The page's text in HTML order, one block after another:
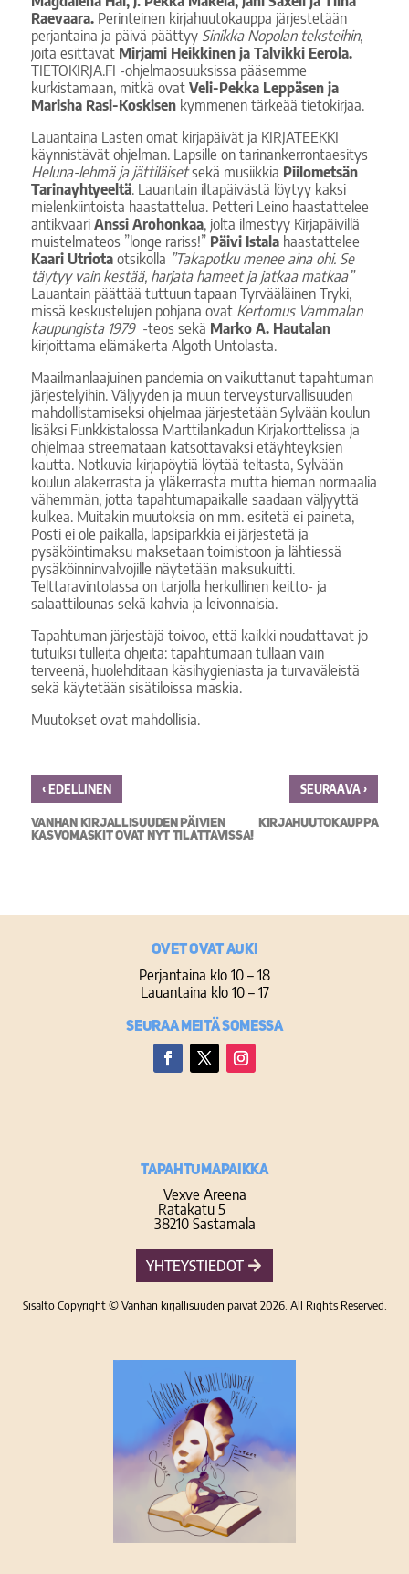
Raevaara.Perinteinen kirjahuutokauppa järjestetään
perjantaina ja päivä päättyy Sinikka Nopolan teksteihin,
joita esittävät Mirjami Heikkinen ja Talvikki Eerola.
TIETOKIRJA.FI -ohjelmaosuuksissa pääsemme
kurkistamaan, mitkä ovat Veli-Pekka Leppäsen ja
Marisha Rasi-Koskisenkymmenen tärkeää tietokirjaa.
Lauantaina Lasten omat kirjapäivät ja KIRJATEEKKI
käynnistävät ohjelman. Lapsille on tarinankerrontaesitys
Heluna-lehmä ja jättiläisetsekä musiikkia Piilometsän
Tarinayhtyeeltä. Lauantain iltapäivästä löytyy kaksi
mielenkiintoista haastattelua. Petteri Leino haastattelee
antikvaari Anssi Arohonkaa, jolta ilmestyy Kirjapäivillä
muistelmateos ”longe rariss!” Päivi Istalahaastattelee
Kaari Utriotaotsikolla ”Takapotku menee aina ohi. Se
täytyy vain kestää, harjata hameet ja jatkaa matkaa”
Lauantain päättää tuttuun tapaan Tyrvääläinen Tryki,
missä keskustelujen pohjana ovat Kertomus Vammalan
kaupungista 1979-teos sekä Marko A. Hautalan
kirjoittama elämäkerta Algoth Untolasta.
Maailmanlaajuinen pandemia on vaikuttanut tapahtuman
järjestelyihin. Väljyyden ja muun terveysturvallisuuden
mahdollistamiseksi ohjelmaa järjestetään Sylvään koulun
lisäksi Funkkistalossa Marttilankadun Kirjakorttelissa ja
ohjelmaa streemataan katsottavaksi etäyhteyksien
kautta. Notkuvia kirjapöytiä löytää teltasta, Sylvään
koulun alakerrasta ja yläkerrasta mutta hieman normaalia
vähemmän, jotta tapahtumapaikalle saadaan väljyyttä
kulkea. Muitakin muutoksia on mm. esitetä ei paineta,
Posti ei ole paikalla, lapsiparkkia ei järjestetä ja
pysäköintimaksu maksetaan toimistoon ja lähtiessä
pysäköinninvalvojille näytetään maksukuitti.
Telttaravintolassa on tarjolla herkullinen keitto- ja
salaattilounas sekä kahvia ja leivonnaisia.
Tapahtuman järjestäjä toivoo, että kaikki noudattavat jo
tutuiksi tulleita ohjeita: tapahtumaan tullaan vain
terveenä, huolehditaan käsihygieniasta ja turvaväleistä
sekä käytetään sisätiloissa maskia.
Muutokset ovat mahdollisia.
‹EDELLINEN
VANHAN KIRJALLISUUDEN PÄIVIEN
KASVOMASKIT OVAT NYT TILATTAVISSA!
SEURAAVA›
KIRJAHUUTOKAUPPA
Ovet ovat auki
Perjantaina klo 10 – 18
Lauantaina klo 10 – 17
Seuraa meitä somessa
TAPAHTUMAPAIKKA
Vexve Areena
Ratakatu 5
38210 Sastamala
YHTEYSTIEDOT
Sisältö Copyright © Vanhan kirjallisuuden päivät 2026. All Rights Reserved.